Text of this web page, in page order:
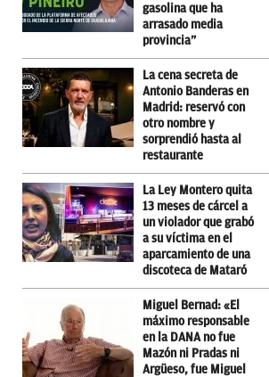
gasolina que ha
arrasado media
provincia”
La cena secreta de
Antonio Banderas en
Madrid: reservó con
otro nombre y
sorprendió hasta al
restaurante
La Ley Montero quita
13 meses de cárcel a
un violador que grabó
a su víctima en el
aparcamiento de una
discoteca de Mataró
Miguel Bernad: «El
máximo responsable
en la DANA no fue
Mazón ni Pradas ni
Argüeso, fue Miguel